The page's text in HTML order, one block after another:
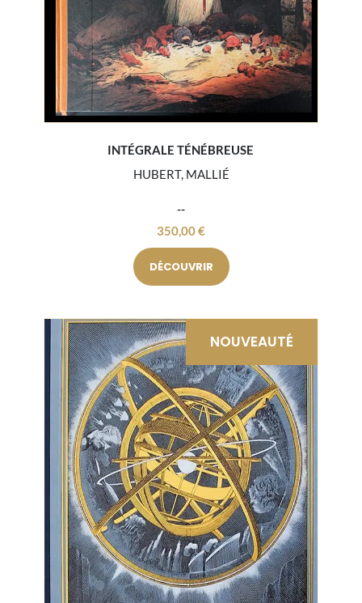
INTÉGRALE TÉNÉBREUSE
350,00€
HUBERT, MALLIÉ
DÉCOUVRIR
NOUVEAUTÉ